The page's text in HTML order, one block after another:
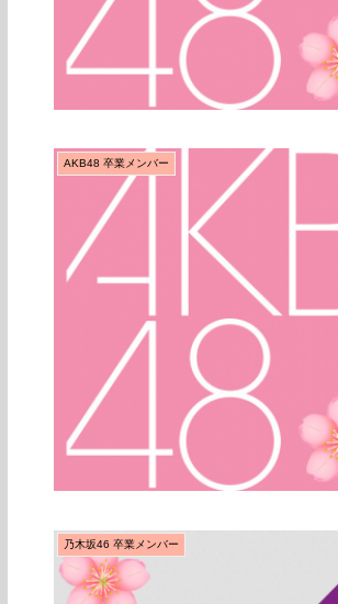
AKB48 卒業メンバー
乃木坂46 卒業メンバー